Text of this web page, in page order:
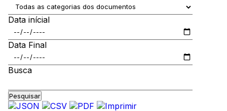
Data inícial
Data Final
Busca
Pesquisar